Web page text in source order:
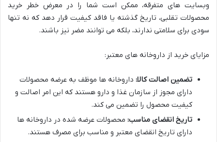
وبسایت های متفرقه، ممکن است شما را در معرض خطر خرید
محصولات تقلبی، تاریخ گذشته یا فاقد کیفیت قرار دهد که نه تنها
سودی برای سلامتی ندارند، بلکه می توانند مضر نیز باشند.
مزایای خرید از داروخانه های معتبر:
تضمین اصالت کالا: داروخانه ها موظف به عرضه محصولات
دارای مجوز از سازمان غذا و دارو هستند که این امر اصالت و
کیفیت محصول را تضمین می کند.
تاریخ انقضای مناسب: محصولات عرضه شده در داروخانه ها
دارای تاریخ انقضای معتبر و مناسب برای مصرف هستند.